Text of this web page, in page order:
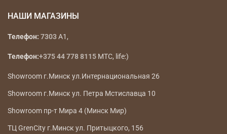
НАШИ МАГАЗИНЫ
Телефон: 7303A1,
Телефон:+375 44 778 8115 МТС, life:)
Showroom г.Минск ул.Интернациональная 26
Showroom г.Минск ул. Петра Мстиславца 10
Showroom пр-т Мира 4 (Минск Мир)
ТЦ GrenCity г.Минск ул. Притыцкого, 156